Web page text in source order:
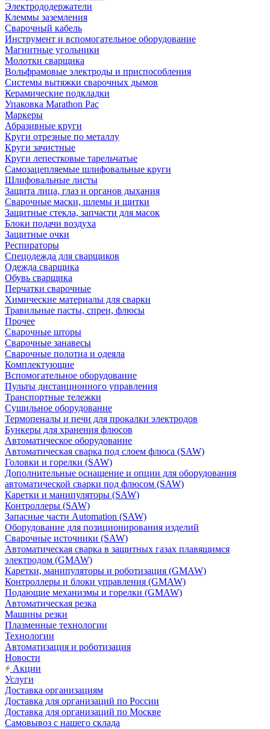
Электрододержатели
Клеммы заземления
Сварочный кабель
Инструмент и вспомогательное оборудование
Магнитные угольники
Молотки сварщика
Вольфрамовые электроды и приспособления
Системы вытяжки сварочных дымов
Керамические подкладки
Упаковка Marathon Pac
Маркеры
Абразивные круги
Круги отрезные по металлу
Круги зачистные
Круги лепестковые тарельчатые
Самозацепляемые шлифовальные круги
Шлифовальные листы
Защита лица, глаз и органов дыхания
Сварочные маски, шлемы и щитки
Защитные стекла, запчасти для масок
Блоки подачи воздуха
Защитные очки
Респираторы
Спецодежда для сварщиков
Одежда сварщика
Обувь сварщика
Перчатки сварочные
Химические материалы для сварки
Травильные пасты, спреи, флюсы
Прочее
Сварочные шторы
Сварочные занавесы
Сварочные полотна и одеяла
Комплектующие
Вспомогательное оборудование
Пульты дистанционного управления
Транспортные тележки
Сушильное оборудование
Термопеналы и печи для прокалки электродов
Бункеры для хранения флюсов
Автоматическое оборудование
Автоматическая сварка под слоем флюса (SAW)
Головки и горелки (SAW)
Дополнительные оснащение и опции для оборудования
автоматической сварки под флюсом (SAW)
Каретки и манипуляторы (SAW)
Контроллеры (SAW)
Запасные части Automation (SAW)
Оборудование для позиционирования изделий
Сварочные источники (SAW)
Автоматическая сварка в защитных газах плавящимся
электродом (GMAW)
Каретки, манипуляторы и роботизация (GMAW)
Контроллеры и блоки управления (GMAW)
Подающие механизмы и горелки (GMAW)
Автоматическая резка
Машины резки
Плазменные технологии
Технологии
Автоматизация и роботизация
Новости
Акции
Услуги
Доставка организациям
Доставка для организаций по России
Доставка для организаций по Москве
Самовывоз с нашего склада